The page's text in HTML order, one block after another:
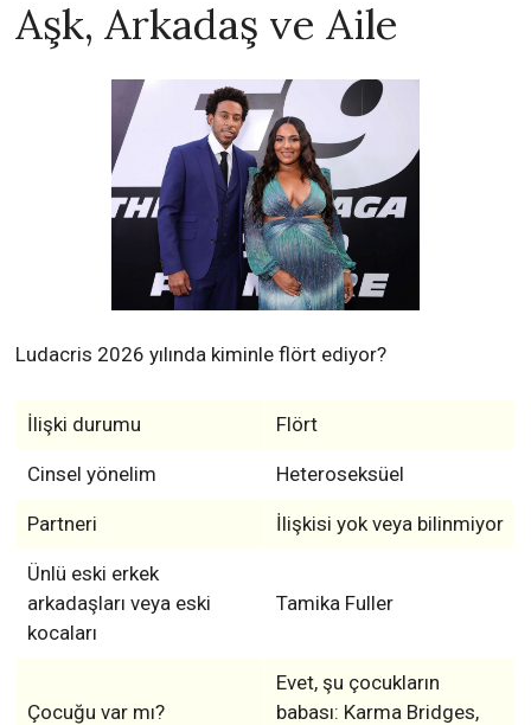
Ludacris 2026 yılında kiminle flört ediyor?
Flört
Ünlü eski erkek
kocaları
Çocuğu var mı?
Evet, şu çocukların
Cai Bella Bridges
Amerikalı aktör & müzisyen Ludacris 2026 yılında aşkı
bulacak mı?